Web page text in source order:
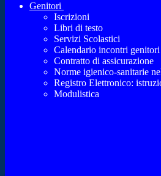
Genitori
Iscrizioni
Libri di testo
Servizi Scolastici
Calendario incontri genitori
Contratto di assicurazione
Norme igienico-sanitarie
Registro Elettronico:
Modulistica